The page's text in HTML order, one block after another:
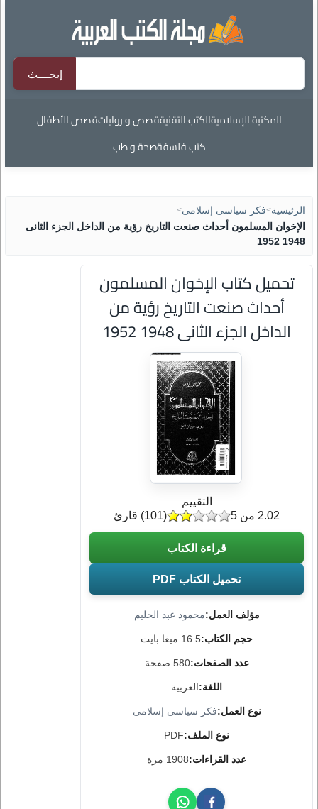
المكتبة الإسلاميةالكتب التقنيةقصص و رواياتقصص الأطفال
كتب فلسفةصحة و طب
الرئيسية>فكر سياسى إسلامى>
الإخوان المسلمون أحداث صنعت التاريخ رؤية من الداخل الجزء الثانى
1948 1952
تحميل كتاب الإخوان المسلمون
أحداث صنعت التاريخ رؤية من
الداخل الجزء الثانى 1948 1952
مؤلف العمل:محمود عبد الحليم
حجم الكتاب:16.5 ميغا بايت
عدد الصفحات:580 صفحة
اللغة:العربية
نوع العمل:فكر سياسى إسلامى
نوع الملف:PDF
عدد القراءات:1908 مرة
التقييم
(
101) قارئ 2.02 من 5
قراءة الكتاب
تحميل الكتاب PDF